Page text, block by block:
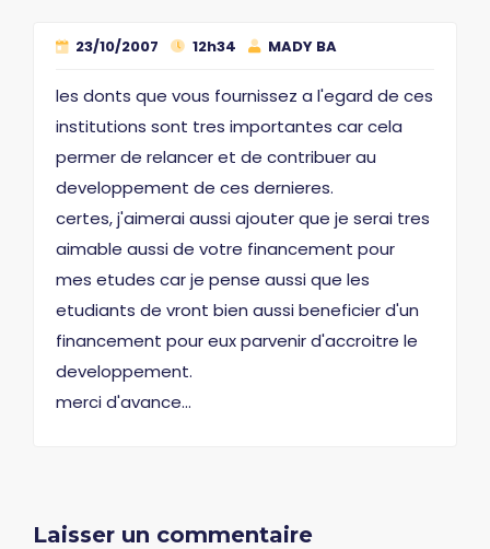
23/10/2007 12h34 MADY BA
les donts que vous fournissez a l'egard de ces
institutions sont tres importantes car cela
permer de relancer et de contribuer au
developpement de ces dernieres.
certes, j'aimerai aussi ajouter que je serai tres
aimable aussi de votre financement pour
mes etudes car je pense aussi que les
etudiants de vront bien aussi beneficier d'un
financement pour eux parvenir d'accroitre le
developpement.
merci d'avance...
Laisser un commentaire